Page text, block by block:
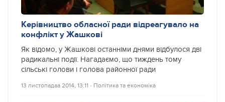
Керівництво обласної ради відреагувало на
конфлікт у Жашкові
Як відомо, у Жашкові останніми днями відбулося дві
радикальні події. Нагадаємо, що тиждень тому
сільські голови і голова районної ради
13 листопадаа 2014, 13:11 ‐ Політика та економіка